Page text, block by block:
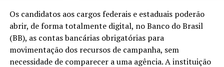
Os candidatos aos cargos federais e estaduais poderão
abrir, de forma totalmente digital, no Banco do Brasil
(BB), as contas bancárias obrigatórias para
movimentação dos recursos de campanha, sem
necessidade de comparecer a uma agência. A instituição